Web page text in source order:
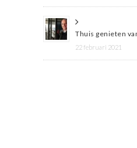
Thuis genieten
22 februari 2021